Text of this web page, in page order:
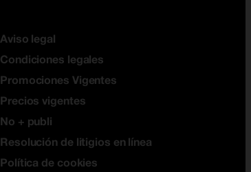
Aviso legal
Condiciones legales
Promociones Vigentes
Precios vigentes
No + publi
Resolución de litigios en línea
Política de cookies